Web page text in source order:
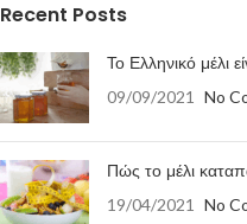
Recent Posts
Το Ελληνικό μέλι
09/09/2021 No
Πώς το μέλι
19/04/2021 No